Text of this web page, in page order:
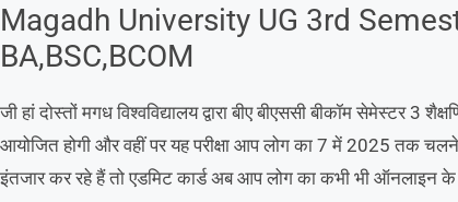
Magadh University UG 3rd
BA,BSC,BCOM
जी हां दोस्तों मगध विश्वविद्यालय द्वारा बीए बीएससी बीकॉम सेमेस्टर
आयोजित होगी और वहीं पर यह परीक्षा आप लोग का 7 में 2025 तक चलने
इंतजार कर रहे हैं तो एडमिट कार्ड अब आप लोग का कभी भी ऑनलाइन के